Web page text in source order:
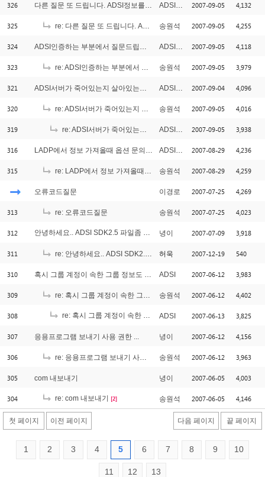
326 다른 질문 또 드립니다. ADSI정보를 가져올때 ADSI초보 2007-09-05 4,132
325 re: 다른 질문 또 드립니다. ADSI정보를 가져올때 송원석 2007-09-05 4,255
324 ADSI인증하는 부분에서 질문드립니다. ADSI초보 2007-09-05 4,118
323 re: ADSI인증하는 부분에서 질문드립니다. 송원석 2007-09-05 3,979
321 ADSI서버가 죽어있는지 살아있는지 알수있는? ADSI초보 2007-09-04 4,096
320 re: ADSI서버가 죽어있는지 살아있는지 알수있는? 송원석 2007-09-05 4,016
319 re: ADSI서버가 죽어있는지 살아있는지 알수있는? ADSI초보 2007-09-05 3,938
316 LADP에서 정보 가져올때 옵션 문의드립니다. ADSI초보 2007-08-29 4,236
315 re: LADP에서 정보 가져올때 옵션 문의드립니다. 송원석 2007-08-29 4,259
오류코드질문 이경로 2007-07-25 4,269
313 re: 오류코드질문 송원석 2007-07-25 4,023
312 안녕하세요.. ADSI SDK2.5 파일좀 부탁드려요..ㅜㅜ [1]
녕이 2007-07-09 3,918
311 re: 안녕하세요.. ADSI SDK2.5 파일좀 부탁드려요..ㅜㅜ 허욱 2007-12-19 540
310 혹시 그룹 계정이 속한 그룹 정보도 가져올 수 있나요? ADSI 2007-06-12 3,983
309 re: 혹시 그룹 계정이 속한 그룹 정보도 가져올 수 있나요? 송원석 2007-06-12 4,402
308 re: 혹시 그룹 계정이 속한 그룹 정보도 가져올 수 있나요? [2]
ADSI 2007-06-13 3,825
307 응용프로그램 보내기 사용 권한 ... 녕이 2007-06-12 4,156
306 re: 응용프로그램 보내기 사용 권한 ... 송원석 2007-06-12 3,963
305 com 내보내기 녕이 2007-06-05 4,003
304 re: com 내보내기 [2] 송원석 2007-06-05 4,146
첫 페이지 이전 페이지 다음 페이지 끝 페이지
1 2 3 4 5 6 7 8 9 10
11 12 13